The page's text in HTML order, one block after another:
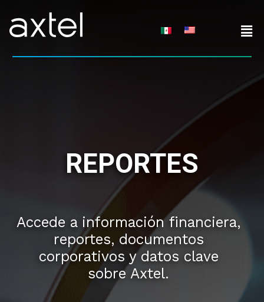
content
REPORTES
Accede a información financiera,
reportes, documentos
corporativos y datos clave
sobre Axtel.